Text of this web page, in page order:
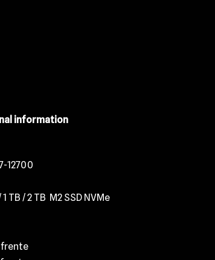
information
12700
TB / 2 TB M2 SSD NVMe
frente